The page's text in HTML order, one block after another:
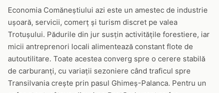
Economia Comăneștiului azi este un amestec de industrie
ușoară, servicii, comerț și turism discret pe valea
Trotușului. Pădurile din jur susțin activitățile forestiere, iar
micii antreprenori locali alimentează constant flote de
autoutilitare. Toate acestea converg spre o cerere stabilă
de carburanți, cu variații sezoniere când traficul spre
Transilvania crește prin pasul Ghimeș-Palanca. Pentru un